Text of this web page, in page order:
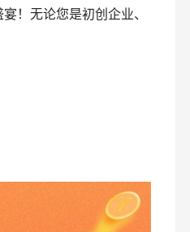
！无论您是初创企业、